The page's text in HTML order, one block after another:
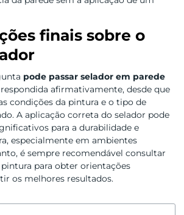
finais sobre o
pode passar selador em parede
afirmativamente, desde que
condições da pintura e o tipo de
A aplicação correta do selador pode
para a durabilidade e
especialmente em ambientes
é sempre recomendável consultar
para obter orientações
os melhores resultados.